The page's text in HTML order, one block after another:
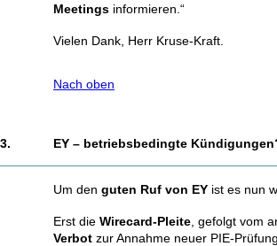
Meetings informieren.“
Vielen Dank, Herr Kruse-Kraft.
Nach oben
3. EY – betriebsbedingte
Um den guten Ruf von EY ist es nun
Erst die Wirecard-Pleite , gefolgt vom
Verbot zur Annahme neuer PIE-